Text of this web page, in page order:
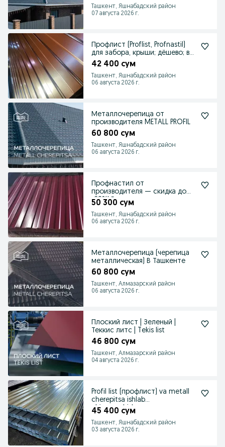
Ташкент, Яшнабадский район
07 августа 2026 г.
Профлист (Proflist, Profnastil)
для забора, крыши; дёшево; в
размер
42 400 сум
Ташкент, Яшнабадский район
06 августа 2026 г.
Металлочерепица от
производителя METALL PROFIL
60 800 сум
Ташкент, Яшнабадский район
06 августа 2026 г.
Профнастил от
производителя — скидка до
-20%! Есть в наличии
50 300 сум
Ташкент, Яшнабадский район
06 августа 2026 г.
Металлочерепица (черепица
металлическая) В Ташкенте
60 800 сум
Ташкент, Алмазарский район
06 августа 2026 г.
Плоский лист | Зеленый |
Теккис литс | Tekis list
46 800 сум
Ташкент, Алмазарский район
04 августа 2026 г.
Profil list (профлист) va metall
cherepitsa ishlab
chiqaruvchidan
45 400 сум
Ташкент, Яшнабадский район
03 августа 2026 г.